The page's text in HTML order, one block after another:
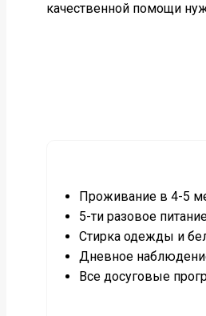
качественной помощи
Проживание в 4-5
5-ти разовое
Стирка одежды и
Дневное
Все досуговые